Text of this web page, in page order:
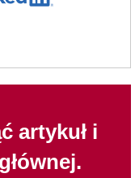
artykuł i